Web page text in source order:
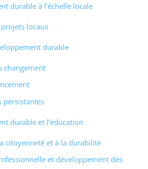
durable à l’échelle locale
locaux
durable
changement
persistantes
durable et l’éducation
citoyenneté et à la durabilité
et développement des